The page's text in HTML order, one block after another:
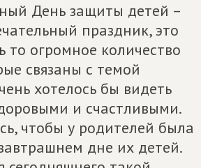
День защиты детей –
праздник, это
то огромное количество
связаны с темой
хотелось бы видеть
и счастливыми.
чтобы у родителей была
дне их детей.